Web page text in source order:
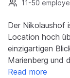
11-50
Der Nikolaushof
Location hoch
einzigartigen
Marienberg und
Read more